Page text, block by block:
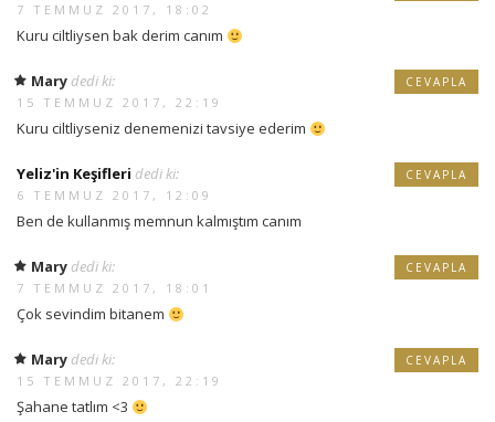
7 TEMMUZ 2017, 18:02
Kuru ciltliysen bak derim canım
Mary dedi ki:
15 TEMMUZ 2017, 22:19
Kuru ciltliyseniz denemenizi tavsiye ederim
CEVAPLA
Yeliz'in Keşifleri dedi ki:
6 TEMMUZ 2017, 12:09
Ben de kullanmış memnun kalmıştım canım
CEVAPLA
Mary dedi ki:
7 TEMMUZ 2017, 18:01
Çok sevindim bitanem
CEVAPLA
Mary dedi ki:
15 TEMMUZ 2017, 22:19
Şahane tatlım <3
CEVAPLA